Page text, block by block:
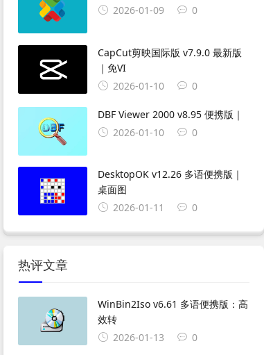
2026-01-09
0
CapCut剪映国际版 v7.9.0 最新版
｜免VI
2026-01-10
0
DBF Viewer 2000 v8.95 便携版｜
2026-01-10
0
DesktopOK v12.26 多语便携版｜
桌面图
2026-01-11
0
热评文章
WinBin2Iso v6.61 多语便携版：高
效转
2026-01-13
0